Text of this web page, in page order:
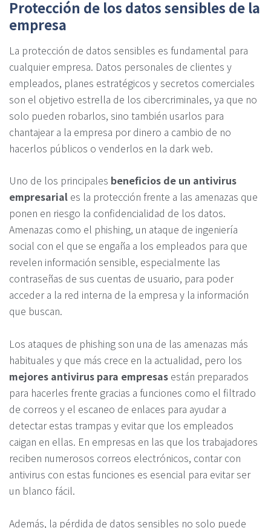
Protección de los datos sensibles de la
empresa
La protección de datos sensibles es fundamental para
cualquier empresa. Datos personales de clientes y
empleados, planes estratégicos y secretos comerciales
son el objetivo estrella de los cibercriminales, ya que no
solo pueden robarlos, sino también usarlos para
chantajear a la empresa por dinero a cambio de no
hacerlos públicos o venderlos en la dark web.
Uno de los principales beneficios de un antivirus
empresarial es la protección frente a las amenazas que
ponen en riesgo la confidencialidad de los datos.
Amenazas como el phishing, un ataque de ingeniería
social con el que se engaña a los empleados para que
revelen información sensible, especialmente las
contraseñas de sus cuentas de usuario, para poder
acceder a la red interna de la empresa y la información
que buscan.
Los ataques de phishing son una de las amenazas más
habituales y que más crece en la actualidad, pero los
mejores antivirus para empresas están preparados
para hacerles frente gracias a funciones como el filtrado
de correos y el escaneo de enlaces para ayudar a
detectar estas trampas y evitar que los empleados
caigan en ellas. En empresas en las que los trabajadores
reciben numerosos correos electrónicos, contar con
antivirus con estas funciones es esencial para evitar ser
un blanco fácil.
Además, la pérdida de datos sensibles no solo puede